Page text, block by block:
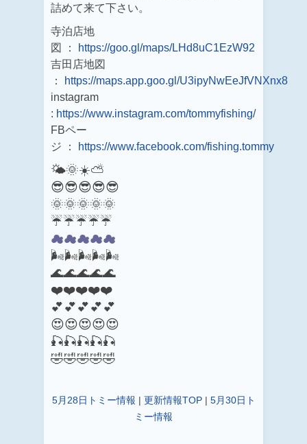
詰めて来て下さい。
寺泊店地
図 ：
https://goo.gl/maps/LHd8uC1EzW92
吉田店地図
：
https://maps.app.goo.gl/U3ipyNwEeJfVNXnx8
instagram
: https://www.instagram.com/tommyfishing/
FBペー
ジ ：
https://www.facebook.com/fishing.tommy
🌤️🌞☀️⛅
😎😎😎😎😎
🌞🌞🌞🌞🌞
☔☔☔☔☔
☁☁☁☁☁
🌬️🌬️🌬️🌬️🌬️
🌊🌊🌊🌊🌊
❤️❤️❤️❤️❤️
💕💕💕💕💕
😍😍😍😍😍
🎣🎣🎣🎣🎣
🤣🤣🤣🤣🤣
5月28日トミー情報 | 更新情報TOP| 5月30日ト
ミー情報